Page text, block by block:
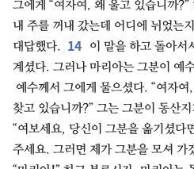
그에게 “여자여, 왜 울고 있습니까?”
내 주를 꺼내 갔는데 어디에 뉘었는
대답했다. 14
이 말을 하고 돌아서
계셨다. 그러나 마리아는 그분이 예
예수께서 그에게 물으셨다. “여자
찾고 있습니까?” 그는 그분이 동산
“여보세요, 당신이 그분을 옮기셨다
주세요. 그러면 제가 그분을 모셔 가